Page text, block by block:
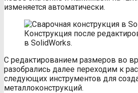
изменяется автоматически.
Конструкция после
в SolidWorks.
С редактированием размеров во
разобрались далее переходим к
следующих инструментов для
металлоконструкций.